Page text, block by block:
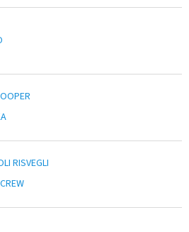
RISVEGLI